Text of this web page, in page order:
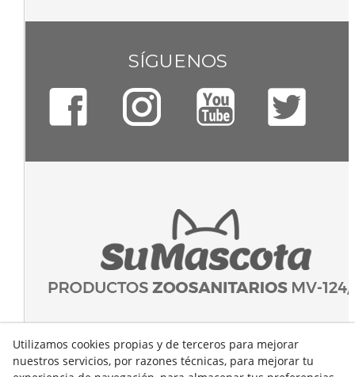
SÍGUENOS
Utilizamos cookies propias y de terceros para mejorar
nuestros servicios, por razones técnicas, para mejorar tu